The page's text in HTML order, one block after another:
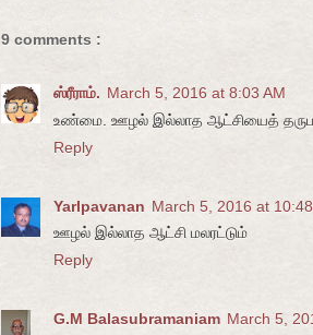
9 comments :
ஸ்ரீராம். March 5, 2016 at 8:03 AM
உண்மை. ஊழல் இல்லாத ஆட்சியைத்
Reply
Yarlpavanan March 5, 2016 at
ஊழல் இல்லாத ஆட்சி மலரட்டும்
Reply
G.M Balasubramaniam March 5,